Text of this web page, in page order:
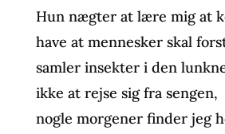
Hun nægter at lære mig at
have at mennesker skal
samler insekter i den
ikke at rejse sig fra sengen,
nogle morgener finder jeg